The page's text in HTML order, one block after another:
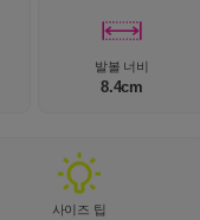
발볼 너비
8.4cm
사이즈 팁